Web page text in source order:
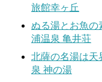
旅館幸ヶ丘
ぬる湯とお魚の
浦温泉 亀井荘
北薩の名湯は天
泉 神の湯